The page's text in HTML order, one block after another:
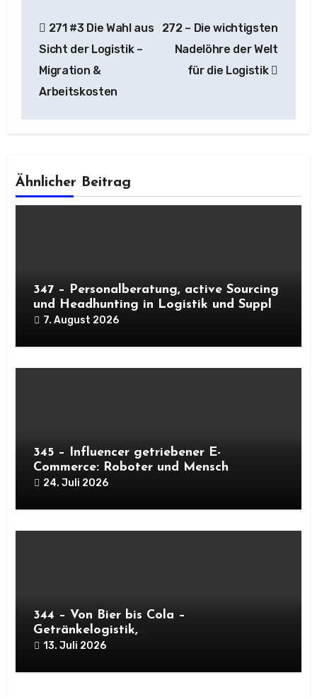
271 #3 Die Wahl aus
Sicht der Logistik –
Migration &
Arbeitskosten
272 – Die wichtigsten
Nadelöhre der Welt
für die Logistik
Ähnlicher Beitrag
347 – Personalberatung, active Sourcing
und Headhunting in Logistik und Supply-
Chain
7. August 2026
345 – Influencer getriebener E-
Commerce: Roboter und Mensch
meistern Peaks
24. Juli 2026
344 – Von Bier bis Cola –
Getränkelogistik,
Kapazitätsoptimierung und Oktoberfest
13. Juli 2026